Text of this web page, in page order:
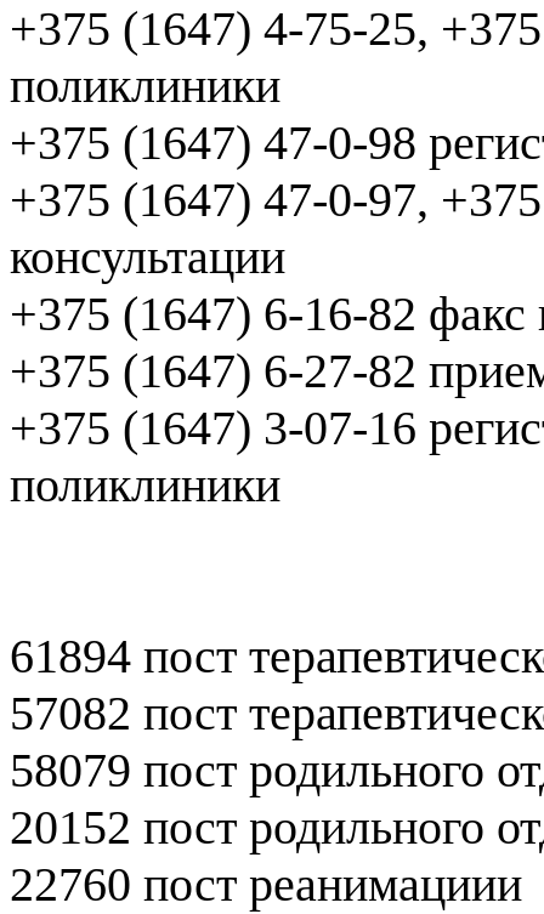
+375 (1647) 4-75-25,
поликлиники
+375 (1647) 47-0-98
+375 (1647) 47-0-97,
консультации
+375 (1647) 6-16-82 факс
+375 (1647) 6-27-82
+375 (1647) 3-07-16
поликлиники
61894 пост
57082 пост
58079 пост родильного
20152 пост родильного
22760 пост реанимациии